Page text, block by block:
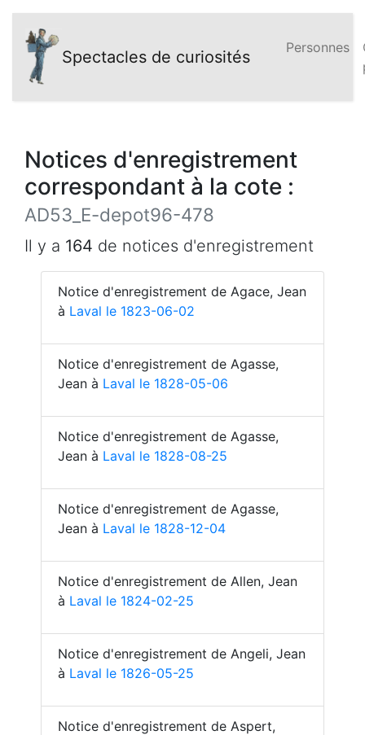
Spectacles de curiosités Personnes
Notices d'enregistrement
correspondant à la cote :
AD53_E-depot96-478
Il y a 164 de notices d'enregistrement
Notice d'enregistrement de Agace, Jean
à Laval le 1823-06-02
Notice d'enregistrement de Agasse,
Jean à Laval le 1828-05-06
Notice d'enregistrement de Agasse,
Jean à Laval le 1828-08-25
Notice d'enregistrement de Agasse,
Jean à Laval le 1828-12-04
Notice d'enregistrement de Allen, Jean
à Laval le 1824-02-25
Notice d'enregistrement de Angeli, Jean
à Laval le 1826-05-25
Notice d'enregistrement de Aspert,